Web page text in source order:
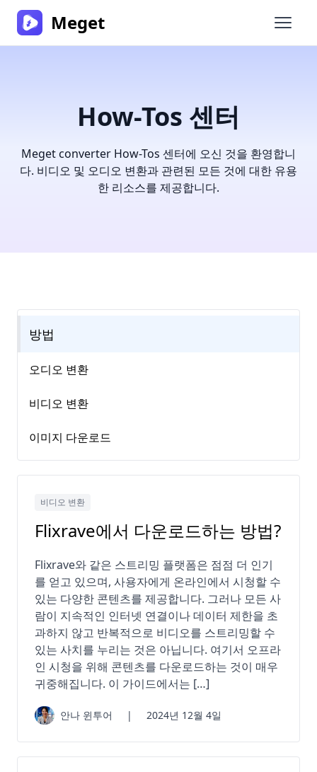
메인
Meget
How-Tos 센터
Meget converter How-Tos 센터에 오신 것을 환영합니
다. 비디오 및 오디오 변환과 관련된 모든 것에 대한 유용
한 리소스를 제공합니다.
방법
오디오 변환
비디오 변환
이미지 다운로드
비디오 변환
Flixrave에서 다운로드하는 방법?
Flixrave와 같은 스트리밍 플랫폼은 점점 더 인기
를 얻고 있으며, 사용자에게 온라인에서 시청할 수
있는 다양한 콘텐츠를 제공합니다. 그러나 모든 사
람이 지속적인 인터넷 연결이나 데이터 제한을 초
과하지 않고 반복적으로 비디오를 스트리밍할 수
있는 사치를 누리는 것은 아닙니다. 여기서 오프라
인 시청을 위해 콘텐츠를 다운로드하는 것이 매우
귀중해집니다. 이 가이드에서는 […]
안나 윈투어 | 2024년 12월 4일